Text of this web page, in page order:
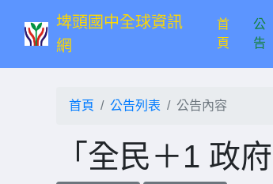
埤頭國中全球資訊
網
首
頁(current)
公
告
首頁 公告列表 公告內容
「全民＋1 政